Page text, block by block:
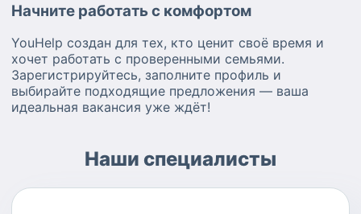
Начните работать с комфортом
YouHelp создан для тех, кто ценит своё время и
хочет работать с проверенными семьями.
Зарегистрируйтесь, заполните профиль и
выбирайте подходящие предложения — ваша
идеальная вакансия уже ждёт!
Наши специалисты